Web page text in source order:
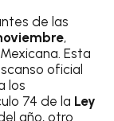
de las
,
Esta
oficial
los
74 de la Ley
año, otro